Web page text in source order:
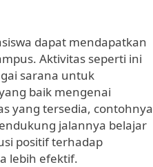
dapat mendapatkan
Aktivitas seperti ini
sarana untuk
baik mengenai
yang tersedia, contohnya
jalannya belajar
positif terhadap
lebih efektif.